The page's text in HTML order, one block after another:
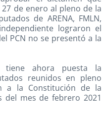
de enero al pleno de la
de ARENA, FMLN,
lograron el
PCN no se presentó a la
tiene ahora puesta la
reunidos en pleno
a la Constitución de la
del mes de febrero 2021